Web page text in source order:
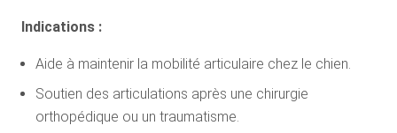
Indications :
Aide à maintenir la mobilité articulaire chez le chien.
Soutien des articulations après une chirurgie
orthopédique ou un traumatisme.